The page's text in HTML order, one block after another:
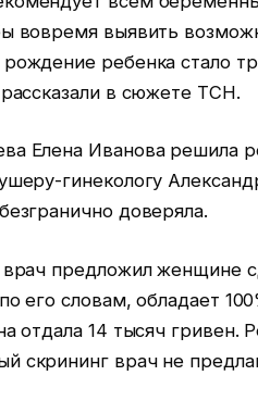
вовремя выявить
ребенка стало
в сюжете ТСН.
Елена Иванова решила
гинекологу
доверяла.
врач предложил женщине
его словам, обладает
отдала 14 тысяч гривен.
скрининг врач не